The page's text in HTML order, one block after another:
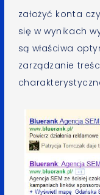
założyć konta
się w wynikach
są właściwa
zarządzanie